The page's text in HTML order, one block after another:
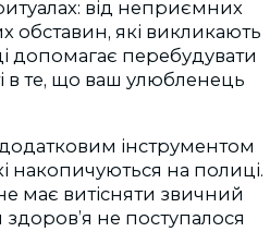
від неприємних
обставин, які викликають
допомагає перебудувати
в те, що ваш улюбленець
інструментом
накопичуються на полиці.
має витісняти звичний
не поступалося